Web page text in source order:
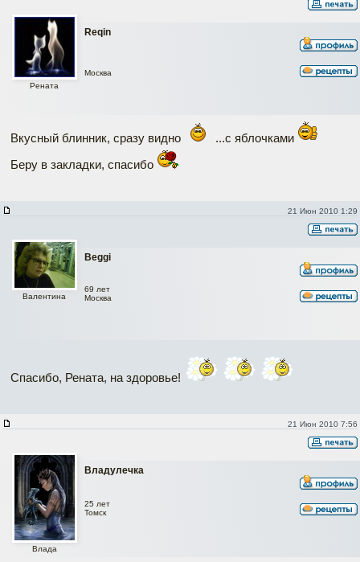
Reqin
Рената
Москва
Вкусный блинник, сразу видно
...с яблочками
Беру в закладки, спасибо
21 Июн 2010 1:29
Beggi
Валентина
69 лет
Москва
Спасибо, Рената, на здоровье!
21 Июн 2010 7:56
Владулечка
Влада
25 лет
Томск